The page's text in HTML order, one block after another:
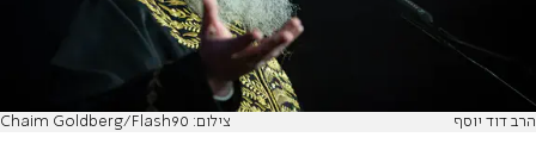
הרב דוד יוסף צילום: Chaim Goldberg/Flash90